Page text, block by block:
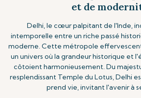
et de
Delhi, le cœur palpitant de l'Inde,
intemporelle entre un riche passé
moderne. Cette métropole
un univers où la grandeur historique et
côtoient harmonieusement. Du
resplendissant Temple du Lotus, Delhi
prend vie, invitant l'avenir à